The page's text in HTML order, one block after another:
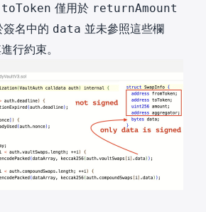
toToken 僅用於 returnAmount
簽名中的 data 並未參照這些欄
行約束。